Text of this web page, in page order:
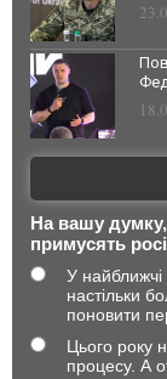
На вашу думку,
примусять
У найближчі
настільки
поновити
Цього року
процесу. А